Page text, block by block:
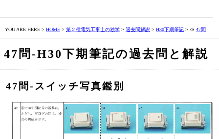
YOU ARE HERE > HOME > 第２種電気工事士の独学 > 過去問解説 > H30下期筆記 > ※ 47問
47問‐H30下期筆記の過去問と解説
47問‐スイッチ写真鑑別